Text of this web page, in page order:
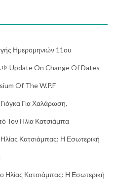
Ημερομηνιών 11ου
Update On Change Of Dates
Of The W.P.F
Γιόγκα Για Χαλάρωση,
Τον Ηλία Κατσιάμπα
Ηλίας Κατσιάμπας: Η Εσωτερική
Ηλίας Κατσιάμπας: Η Εσωτερική